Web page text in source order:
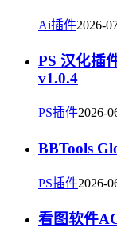
Ai插件2026-
PS 汉化插
v1.0.4
PS插件2026-
BBTools
PS插件2026-
看图软件